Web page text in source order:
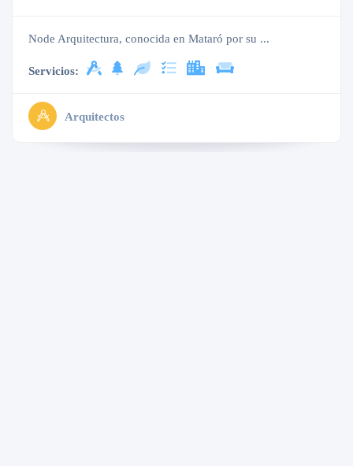
Node Arquitectura, conocida en Mataró por su ...
Servicios:
Arquitectos